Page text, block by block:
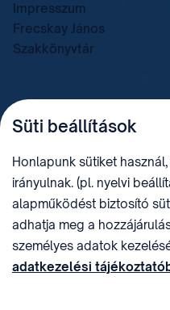
Impresszum
Frecskay János
Szakkönyvtár
TELEFON
+36 (1) 312 4400
sztnh@hipo.gov.hu
CÍM
1081 Budapest II. János
Pál pápa tér 7.
KÖZÖSSÉGI MÉDIA
Süti beállítások
Honlapunk sütiket
irányulnak. (pl. nyelvi
alapműködést biztosító
adhatja meg a
személyes adatok
adatkezelési